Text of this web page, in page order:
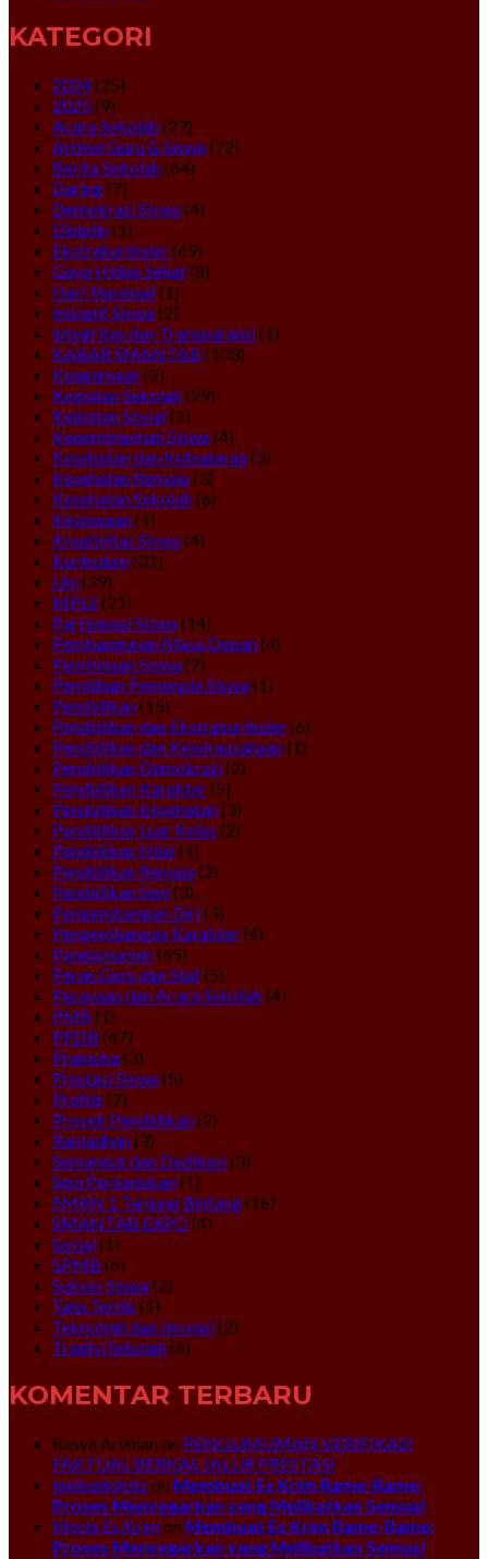
KATEGORI
2024(25)
2025(9)
Acara Sekolah(27)
Artikel Guru & Siswa(72)
Berita Sekolah(64)
Daring(7)
Demokrasi Siswa(4)
Disiplin(1)
Ekstrakurikuler(69)
Gaya Hidup Sehat(8)
Hari Nasional(1)
Inisiatif Siswa(2)
Integritas dan Transparansi(1)
KABAR SMANTAB (103)
Keagamaan(2)
Kegiatan Sekolah(29)
Kegiatan Sosial(2)
Kepemimpinan Siswa(4)
Kesehatan dan Kebugaran(3)
Kesehatan Remaja(3)
Kesehatan Sekolah(6)
Kesiswaan(1)
Kreativitas Siswa(4)
Kurikulum(31)
Lini(39)
MPLS (21)
Partisipasi Siswa(14)
Pembangunan Masa Depan(4)
Pembinaan Siswa(7)
Pemilihan Pemimpin Siswa(1)
Pendidikan(15)
Pendidikan dan Ekstrakurikuler(6)
Pendidikan dan Kewirausahaan(1)
Pendidikan Demokrasi(2)
Pendidikan Karakter(5)
Pendidikan Kesehatan(3)
Pendidikan Luar Kelas (2)
Pendidikan Nilai(1)
Pendidikan Remaja(2)
Pendidikan Seni(3)
Pengembangan Diri(3)
Pengembangan Karakter(4)
Pengumuman(65)
Peran Guru dan Staf(5)
Perayaan dan Acara Sekolah(4)
PMR (1)
PPDB (47)
Pramuka(3)
Prestasi Siswa(5)
Profile(7)
Proyek Pendidikan(2)
Ramadhan(3)
Semangat dan Dedikasi(3)
Seni Pertunjukan(1)
SMAN 1 Tanjung Bintang(16)
SMANTAB EXPO(4)
Sosial(1)
SPMB (6)
Sukses Siswa(2)
Tata Tertib (1)
Teknologi dan Inovasi(2)
Tradisi Sekolah(6)
KOMENTAR TERBARU
Rasya Arvhian on PENGUMUMAN VERIFIKASI
FAKTUAL BERKAS JALUR PRESTASI
jonikaitokitzon Membuat Es Krim Rame-Rame:
Proses Menyegarkan yang Melibatkan Semua!
Mesin Es Krimon Membuat Es Krim Rame-Rame:
Proses Menyegarkan yang Melibatkan Semua!